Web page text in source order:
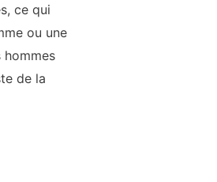
ce qui
ou une
de la